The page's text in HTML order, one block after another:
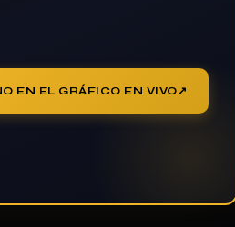
EN EL GRÁFICO EN VIVO